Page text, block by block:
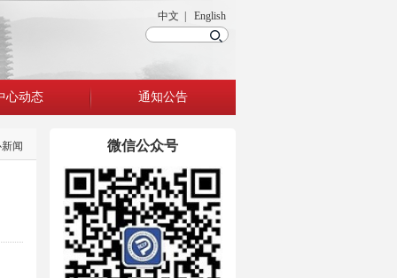
中文 | English
心动态 通知公告
微信公众号
闻